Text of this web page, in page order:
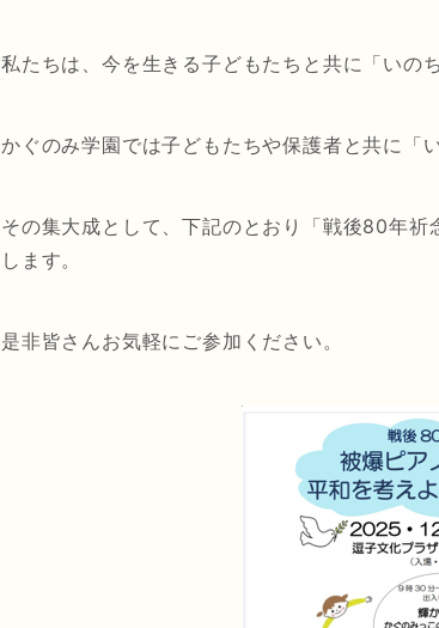
私たちは、今を生きる子どもたちと共に「いの
かぐのみ学園では子どもたちや保護者と共に「
その集大成として、下記のとおり「戦後80年
します。
是非皆さんお気軽にご参加ください。